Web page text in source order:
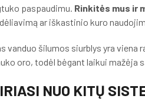
paspaudimu. Rinkitės mus ir
ar iškastinio kuro
šilumos siurblys yra
oro, todėl bėgant laikui mažėja
NUO KITŲ